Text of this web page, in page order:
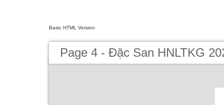
Basic HTML Version
Page 4 - Đặc San HNLTKG